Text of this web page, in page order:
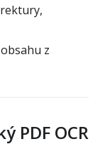
z
PDF OCR